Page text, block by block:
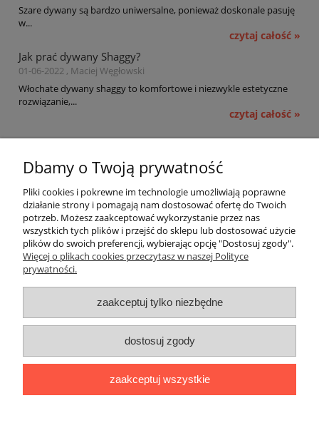
Szare dywany są bardzo uniwersalne, ponieważ doskonale pasuję
w...
czytaj całość »
Jak prać dywany Shaggy?
01-06-2022 , Maciej Węgłowski
Włochate dywany shaggy to komfortowe i niezwykle estetyczne
rozwiązanie,...
czytaj całość »
Płatności i dostawa
Informacje
O nas
Witosz i Spółka
44-203 Rybnik ul. Brzezińska 50c
telefon:511760570
Facebook
Dbamy o Twoją prywatność
Pliki cookies i pokrewne im technologie umożliwiają poprawne
działanie strony i pomagają nam dostosować ofertę do Twoich
potrzeb. Możesz zaakceptować wykorzystanie przez nas
wszystkich tych plików i przejść do sklepu lub dostosować użycie
plików do swoich preferencji, wybierając opcję "Dostosuj zgody".
Więcej o plikach cookies przeczytasz w naszej Polityce
prywatności.
zaakceptuj tylko niezbędne
dostosuj zgody
zaakceptuj wszystkie